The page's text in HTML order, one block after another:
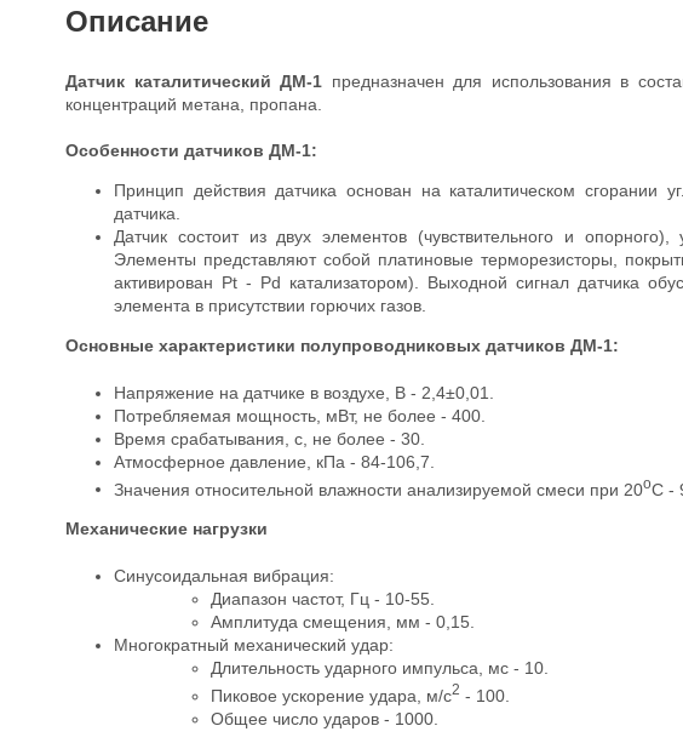
Описание
Датчик каталитический ДМ-1 предназначен для использования в
концентраций метана, пропана.
Особенности датчиков ДМ-1:
Принцип действия датчика основан на каталитическом сгорании
датчика.
Датчик состоит из двух элементов (чувствительного и
Элементы представляют собой платиновые терморезисторы,
активирован Pt - Pd катализатором). Выходной сигнал датчика
элемента в присутствии горючих газов.
Основные характеристики полупроводниковых датчиков ДМ-1:
Напряжение на датчике в воздухе, В - 2,4±0,01.
Потребляемая мощность, мВт, не более - 400.
Время срабатывания, с, не более - 30.
Атмосферное давление, кПа - 84-106,7.
Значения относительной влажности анализируемой смеси при 20оС -
Механические нагрузки
Синусоидальная вибрация:
Диапазон частот, Гц - 10-55.
Амплитуда смещения, мм - 0,15.
Многократный механический удар:
Длительность ударного импульса, мс - 10.
Пиковое ускорение удара, м/с2 - 100.
Общее число ударов - 1000.